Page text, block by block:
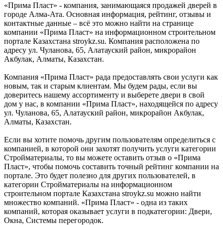
«Прима Пласт» - компания, занимающаяся продажей дверей в
городе Алма-Ата. Основная информация, рейтинг, отзывы и
контактные данные – всё это можно найти на странице
компании «Прима Пласт» на информационном строительном
портале Казахстана stroykz.su. Компания расположена по
адресу ул. Чуланова, 65, Алатауский район, микрорайон
Акбулак, Алматы, Казахстан.
Компания «Прима Пласт» рада предоставлять свои услуги как
новым, так и старым клиентам. Мы будем рады, если вы
доверитесь нашему ассортименту и выберете двери в свой
дом у нас, в компании «Прима Пласт», находящейся по адресу
ул. Чуланова, 65, Алатауский район, микрорайон Акбулак,
Алматы, Казахстан.
Если вы хотите помочь другим пользователям определиться с
компанией, в которой они захотят получить услуги категории
Стройматериалы, то вы можете оставить отзыв о «Прима
Пласт», чтобы помочь составить точный рейтинг компании на
портале. Это будет полезно для других пользователей, в
категории Стройматериалы на информационном
строительном портале Казахстана stroykz.su можно найти
множество компаний. «Прима Пласт» - одна из таких
компаний, которая оказывает услуги в подкатегории: Двери,
Окна, Системы перегородок.